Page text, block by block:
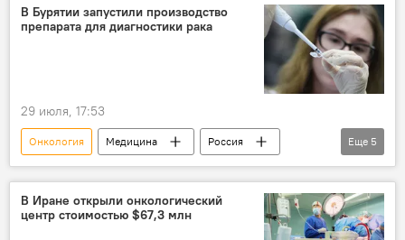
вакцина
Медицина Разработка
В Бурятии запустили производство
препарата для диагностики рака
29 июля, 17:53
Онкология Медицина
Россия
Бурятия
Улан-Удэ
Исследование
Препараты
Рак
Еще 5
В Иране открыли онкологический
центр стоимостью $67,3 млн